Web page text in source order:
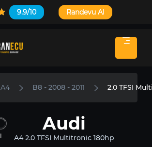
9.9/10 Randevu Al
A4 B8 - 2008 - 2011 2.0 TFSI
Audi
A4 2.0 TFSI Multitronic 180hp